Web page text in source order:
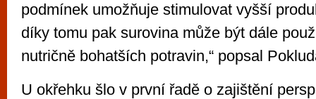
podmínek umožňuje stimulovat vyšší
díky tomu pak surovina může být dále
nutričně bohatších potravin,“ popsal
U okřehku šlo v první řadě o zajištění